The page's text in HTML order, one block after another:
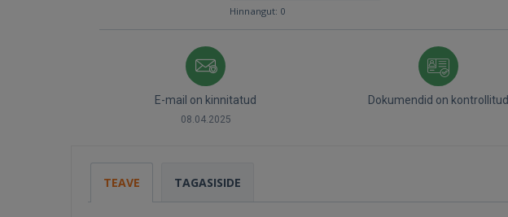
Hinnangut: 0
E-mail on kinnitatud
08.04.2025
Dokumendid on kontrollitud
TEAVE TAGASISIDE